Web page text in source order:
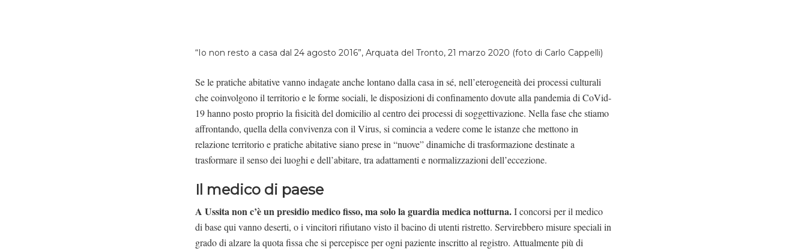
“Io non resto a casa dal 24 agosto 2016”, Arquata del Tronto, 21 marzo 2020 (foto di Carlo Cappelli)
Se le pratiche abitative vanno indagate anche lontano dalla casa in sé, nell’eterogeneità dei processi culturali
che coinvolgono il territorio e le forme sociali, le disposizioni di confinamento dovute alla pandemia di CoVid-
19 hanno posto proprio la fisicità del domicilio al centro dei processi di soggettivazione. Nella fase che stiamo
affrontando, quella della convivenza con il Virus, si comincia a vedere come le istanze che mettono in
relazione territorio e pratiche abitative siano prese in “nuove” dinamiche di trasformazione destinate a
trasformare il senso dei luoghi e dell’abitare, tra adattamenti e normalizzazioni dell’eccezione.
Il medico di paese
A Ussita non c’è un presidio medico fisso, ma solo la guardia medica notturna.I concorsi per il medico
di base qui vanno deserti, o i vincitori rifiutano visto il bacino di utenti ristretto. Servirebbero misure speciali in
grado di alzare la quota fissa che si percepisce per ogni paziente inscritto al registro. Attualmente più di